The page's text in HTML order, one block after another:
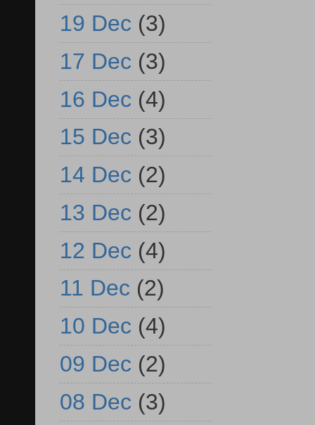
19 Dec (3)
17 Dec (3)
16 Dec (4)
15 Dec (3)
14 Dec (2)
13 Dec (2)
12 Dec (4)
11 Dec (2)
10 Dec (4)
09 Dec (2)
08 Dec (3)